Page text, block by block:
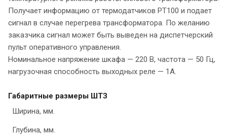
Получает информацию от термодатчиков PT100 и подает
сигнал в случае перегрева трансформатора. По желанию
заказчика сигнал может быть выведен на диспетчерский
пульт оперативного управления.
Номинальное напряжение шкафа — 220 В, частота — 50 Гц,
нагрузочная способность выходных реле — 1А.
Габаритные размеры ШТЗ
Ширина, мм.
Глубина, мм.